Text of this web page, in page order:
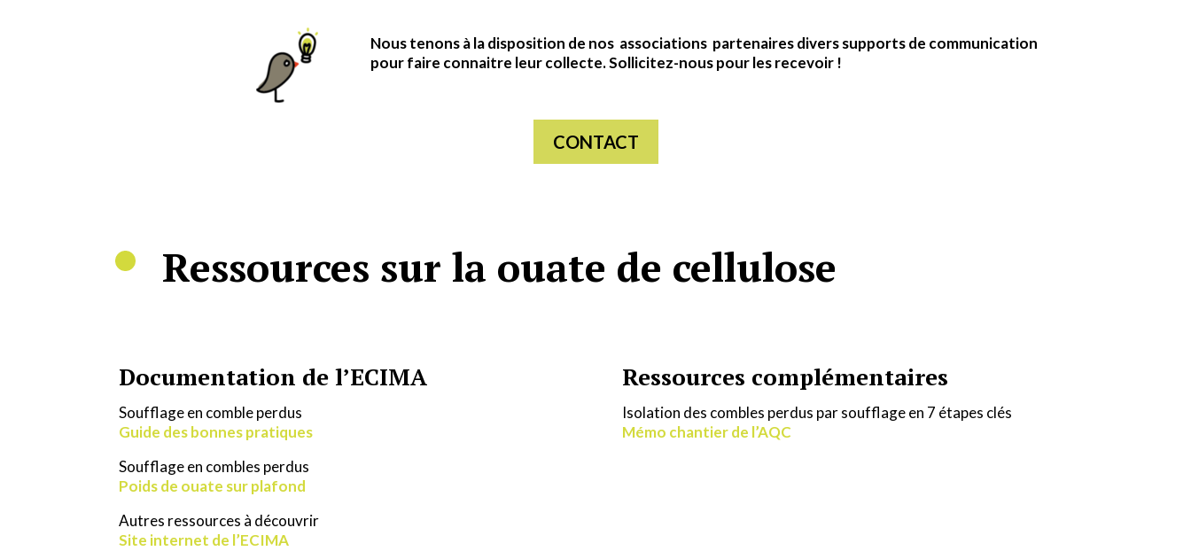
Nous tenons à la disposition de nos associations partenaires divers supports de communication
pour faire connaitre leur collecte. Sollicitez-nous pour les recevoir !
CONTACT
Ressources sur la ouate de cellulose
Documentation de l’ECIMA
Soufflage en comble perdus
Guide des bonnes pratiques
Soufflage en combles perdus
Poids de ouate sur plafond
Autres ressources à découvrir
Site internet de l’ECIMA
Ressources complémentaires
Isolation des combles perdus par soufflage en 7 étapes clés
Mémo chantier de l’AQC